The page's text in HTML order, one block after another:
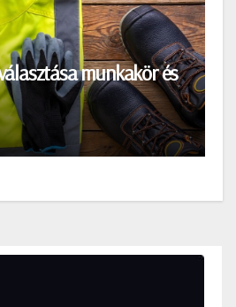
munkakör és